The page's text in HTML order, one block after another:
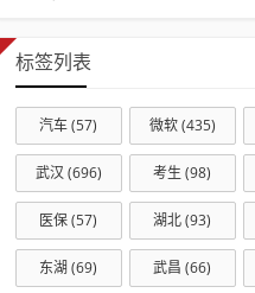
标签列表
汽车(57) 微软(435)
武汉 (696) 考生 (98)
医保(57) 湖北(93)
东湖 (69) 武昌 (66)